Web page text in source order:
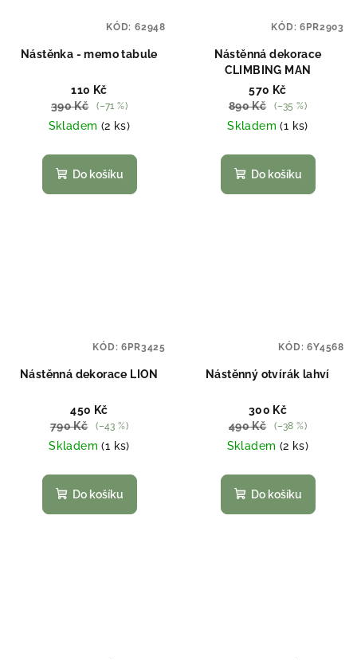
Nástěnka - memo tabule
110 Kč
390 Kč
(–71 %)
Skladem (2 ks)
Do košíku
KÓD: 62948
Nástěnná dekorace
CLIMBING MAN
570 Kč
890 Kč
(–35 %)
Skladem(1 ks)
Do košíku
KÓD:6PR2903
Nástěnná dekorace LION
450 Kč
790 Kč
(–43 %)
Skladem(1 ks)
Do košíku
KÓD:6PR3425
Nástěnný otvírák lahví
300 Kč
490 Kč
(–38 %)
Skladem (2 ks)
Do košíku
KÓD:6Y4568